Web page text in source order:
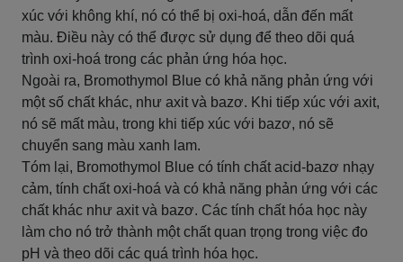
xúc với không khí, nó có thể bị oxi-hoá, dẫn đến mất
màu. Điều này có thể được sử dụng để theo dõi quá
trình oxi-hoá trong các phản ứng hóa học.
Ngoài ra, Bromothymol Blue có khả năng phản ứng với
một số chất khác, như axit và bazơ. Khi tiếp xúc với axit,
nó sẽ mất màu, trong khi tiếp xúc với bazơ, nó sẽ
chuyển sang màu xanh lam.
Tóm lại, Bromothymol Blue có tính chất acid-bazơ nhạy
cảm, tính chất oxi-hoá và có khả năng phản ứng với các
chất khác như axit và bazơ. Các tính chất hóa học này
làm cho nó trở thành một chất quan trọng trong việc đo
pH và theo dõi các quá trình hóa học.